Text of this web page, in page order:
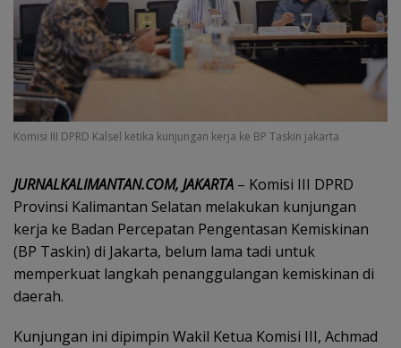
Komisi III DPRD Kalsel ketika kunjungan kerja ke BP Taskin jakarta
JURNALKALIMANTAN.COM, JAKARTA – Komisi III DPRD
Provinsi Kalimantan Selatan melakukan kunjungan
kerja ke Badan Percepatan Pengentasan Kemiskinan
(BP Taskin) di Jakarta, belum lama tadi untuk
memperkuat langkah penanggulangan kemiskinan di
daerah.
Kunjungan ini dipimpin Wakil Ketua Komisi III, Achmad